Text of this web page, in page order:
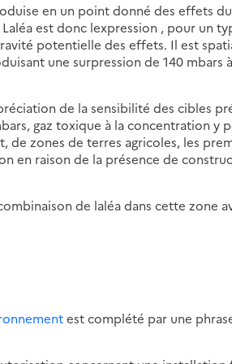
en un point donné des effets
est donc lexpression , pour un
potentielle des effets. Il est
une surpression de 140 mbars
de la sensibilité des cibles
gaz toxique à la concentration y
de zones de terres agricoles, les
en raison de la présence de
de laléa dans cette zone
est complété par une